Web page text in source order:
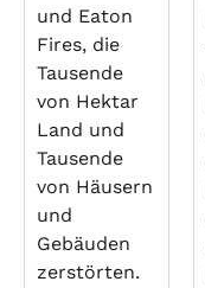
und Eaton
Fires, die
Tausende
von Hektar
Land und
Tausende
von Häusern
und
Gebäuden
zerstörten.